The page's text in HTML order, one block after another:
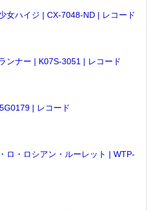
女ハイジ | CX-7048-ND | レコード
ンナー | K07S-3051 | レコード
| レコード
ロ・ロシアン・ルーレット | WTP-